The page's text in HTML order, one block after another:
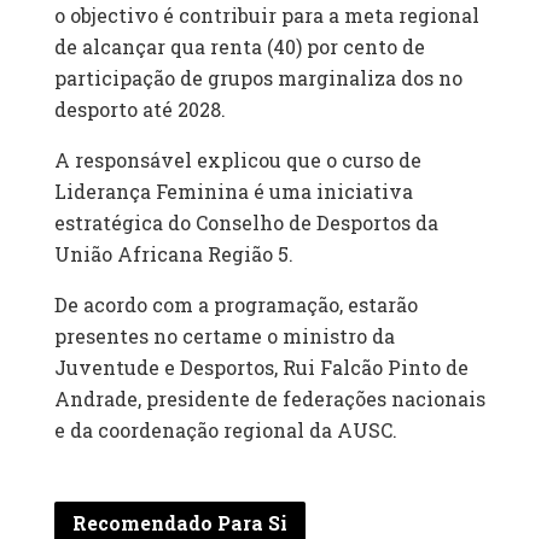
o objectivo é contribuir para a meta regional
de alcançar qua renta (40) por cento de
participação de grupos marginaliza dos no
desporto até 2028.
A responsável explicou que o curso de
Liderança Feminina é uma iniciativa
estratégica do Conselho de Desportos da
União Africana Região 5.
De acordo com a programação, estarão
presentes no certame o ministro da
Juventude e Desportos, Rui Falcão Pinto de
Andrade, presidente de federações nacionais
e da coordenação regional da AUSC.
Recomendado Para Si